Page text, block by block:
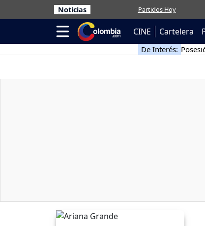
Noticias Partidos Hoy
CINE Cartelera
De Interés: